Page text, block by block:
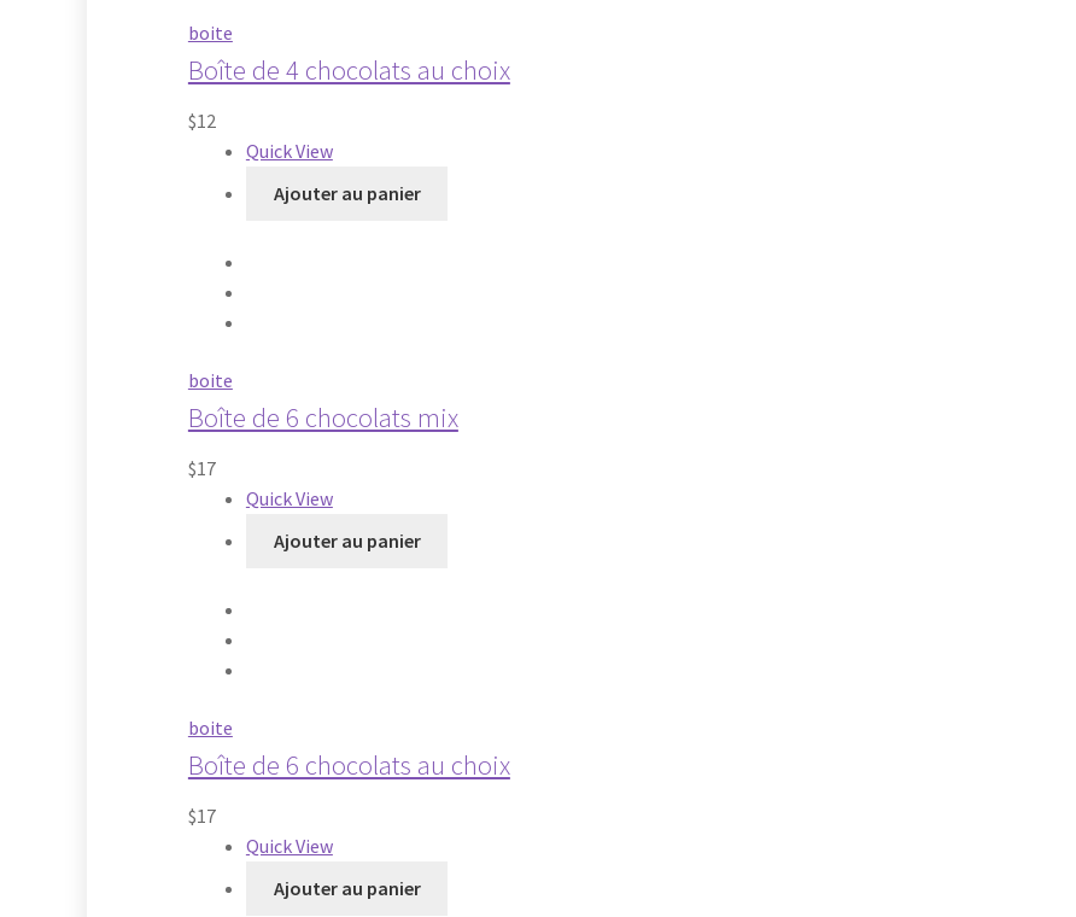
boite
Boîte de 4 chocolats au choix
$12
Quick View
Ajouter au panier
boite
Boîte de 6 chocolats mix
$17
Quick View
Ajouter au panier
boite
Boîte de 6 chocolats au choix
$17
Quick View
Ajouter au panier